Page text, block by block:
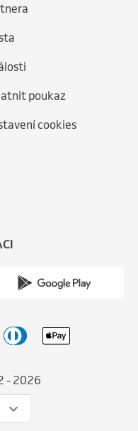
poukaz
cookies
- 2026